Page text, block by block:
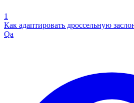
1
Как адаптировать дроссельную
Qa